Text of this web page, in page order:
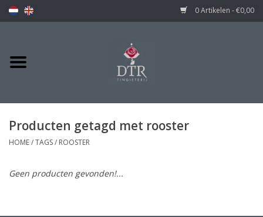
0 Artikelen - €0,00
Producten getagd met rooster
HOME/TAGS/ ROOSTER
Geen producten gevonden!...